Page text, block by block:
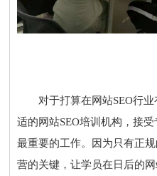
对于打算在网站SEO行业
适的网站SEO培训机构，接
最重要的工作。因为只有正
营的关键，让学员在日后的网